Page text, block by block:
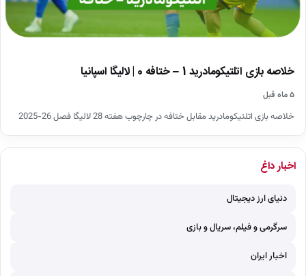
خلاصه بازی اتلتیکومادرید 1 – ختافه 0 | لالیگا اسپانیا
۵ ماه قبل
خلاصه بازی اتلتیکومادرید مقابل ختافه در چارچوب هفته 28 لالیگا فصل 26-2025
اخبار داغ
دنیای ارز دیجیتال
سرگرمی و فیلم، سریال و بازی
اخبار ایران